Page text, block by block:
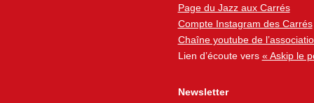
Page du Jazz aux Carrés
Compte Instagram des Carrés
Chaîne youtube de
Lien d’écoute vers « Askip le
Newsletter